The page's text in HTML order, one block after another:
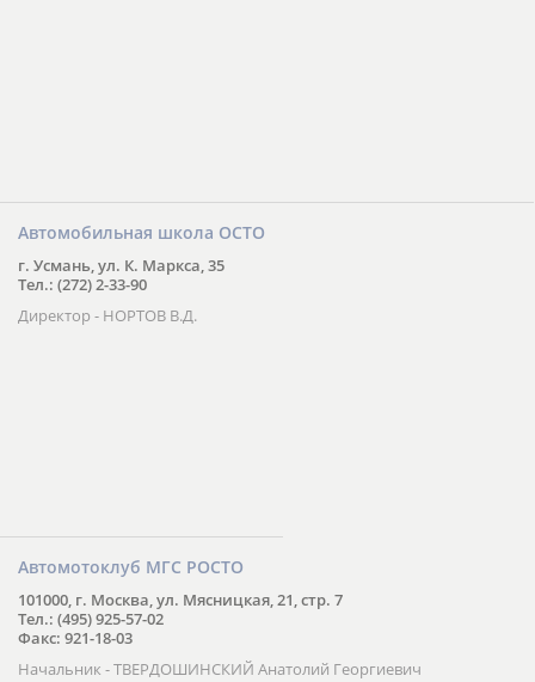
Автомобильная школа ОСТО
г. Усмань, ул. К. Маркса, 35
Тел.: (272) 2-33-90
Директор - НОРТОВ В.Д.
Автомотоклуб МГС РОСТО
101000, г. Москва, ул. Мясницкая, 21, стр. 7
Тел.: (495) 925-57-02
Факс: 921-18-03
Начальник - ТВЕРДОШИНСКИЙ Анатолий Георгиевич